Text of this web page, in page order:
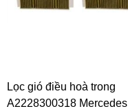
Lọc gió điều hoà trong
A2228300318 Mercedes